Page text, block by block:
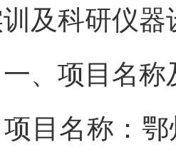
及科研仪
项目名称
名称：鄂